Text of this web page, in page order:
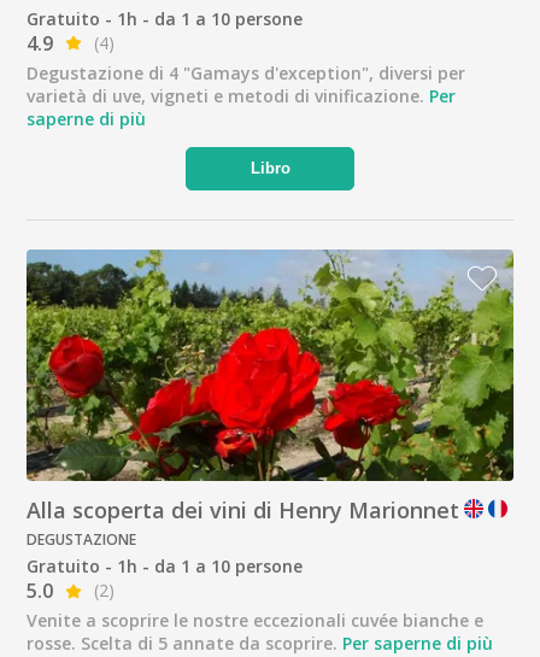
Gratuito - 1h - da 1 a 10 persone
4.9
(4)
Degustazione di 4 "Gamays d'exception", diversi per
varietà di uve, vigneti e metodi di vinificazione. Per
saperne di più
Libro
Alla scoperta dei vini di Henry Marionnet
DEGUSTAZIONE
Gratuito - 1h - da 1 a 10 persone
5.0
(2)
Venite a scoprire le nostre eccezionali cuvée bianche e
rosse. Scelta di 5 annate da scoprire. Per saperne di più